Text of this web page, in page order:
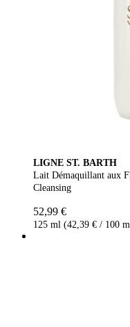
LIGNE ST. BARTH
Lait Démaquillant aux
Cleansing
52,99 €
125 ml (42,39 € / 100